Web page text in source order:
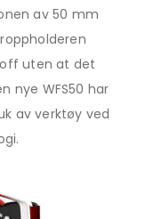
av 50 mm
uten at det
nye WFS50 har
av verktøy ved